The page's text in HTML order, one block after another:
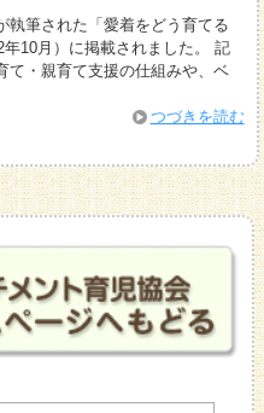
筆された「愛着をどう育てる
10月）に掲載されました。 記
て・親育て支援の仕組みや、ベ
つづきを読む